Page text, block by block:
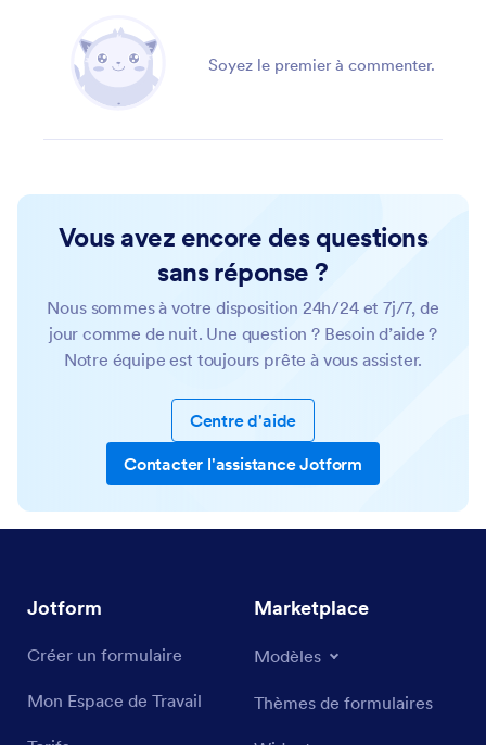
Soyez le premier à commenter.
Vous avez encore des questions
sans réponse ?
Nous sommes à votre disposition 24h/24 et 7j/7, de
jour comme de nuit. Une question ? Besoin d’aide ?
Notre équipe est toujours prête à vous assister.
Centre d'aide
Contacter l'assistance Jotform
Jotform
Créer un formulaire
Mon Espace de Travail
Marketplace
Modèles
Thèmes de formulaires